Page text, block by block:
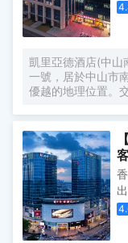
凱里亞德酒店(中山
一號，居於中山市
優越的地理位置。
KTV、沐足、健身
國約五分鐘車程，
中廣場幻彩摩天輪
出行方便提供保障